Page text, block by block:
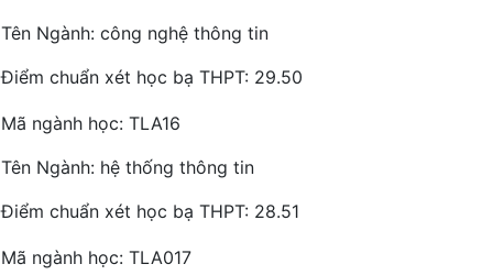
Tên Ngành: công nghệ thông tin
Điểm chuẩn xét học bạ THPT: 29.50
Mã ngành học: TLA16
Tên Ngành: hệ thống thông tin
Điểm chuẩn xét học bạ THPT: 28.51
Mã ngành học: TLA017